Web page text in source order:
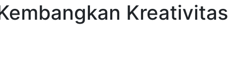
Kreativitas